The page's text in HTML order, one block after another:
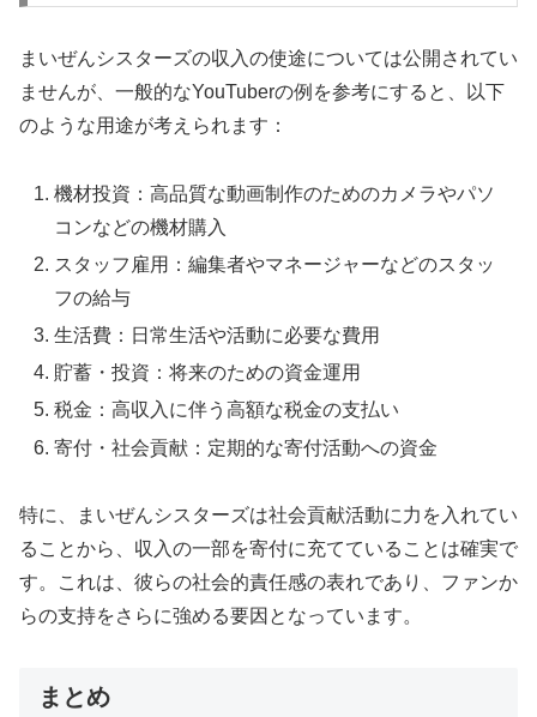
まいぜんシスターズの収入の使途については公開されてい
ませんが、一般的なYouTuberの例を参考にすると、以下
のような用途が考えられます：
機材投資：高品質な動画制作のためのカメラやパソ
コンなどの機材購入
スタッフ雇用：編集者やマネージャーなどのスタッ
フの給与
生活費：日常生活や活動に必要な費用
貯蓄・投資：将来のための資金運用
税金：高収入に伴う高額な税金の支払い
寄付・社会貢献：定期的な寄付活動への資金
特に、まいぜんシスターズは社会貢献活動に力を入れてい
ることから、収入の一部を寄付に充てていることは確実で
す。これは、彼らの社会的責任感の表れであり、ファンか
らの支持をさらに強める要因となっています。
まとめ